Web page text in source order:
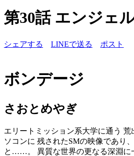
第30話 エンジェ
シェアする LINEで送る ポスト
ボンデージ
さおとめやぎ
エリートミッション系大学に通う
ソコンに 残されたSMの映像であり
と……。 異質な世界の更なる深淵に